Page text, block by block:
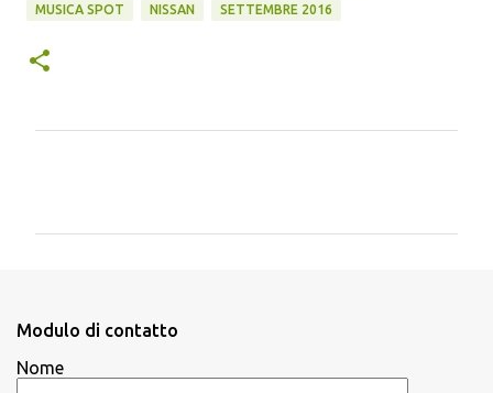
MUSICA SPOT NISSAN SETTEMBRE 2016
i
Modulo di contatto
Nome